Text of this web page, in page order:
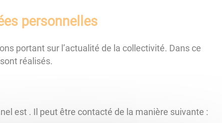
personnelles
portant sur l’actualité de la collectivité. Dans ce
réalisés.
est . Il peut être contacté de la manière suivante :